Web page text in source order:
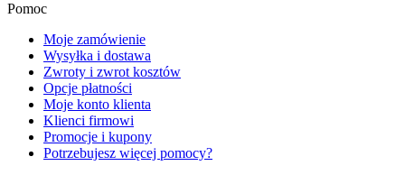
Pomoc
Moje zamówienie
Wysyłka i dostawa
Zwroty i zwrot kosztów
Opcje płatności
Moje konto klienta
Klienci firmowi
Promocje i kupony
Potrzebujesz więcej pomocy?